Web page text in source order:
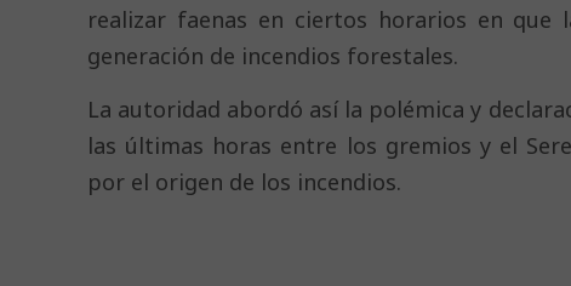
realizar faenas en ciertos horarios en que
generación de incendios forestales.
La autoridad abordó así la polémica y
las últimas horas entre los gremios y el
por el origen de los incendios.